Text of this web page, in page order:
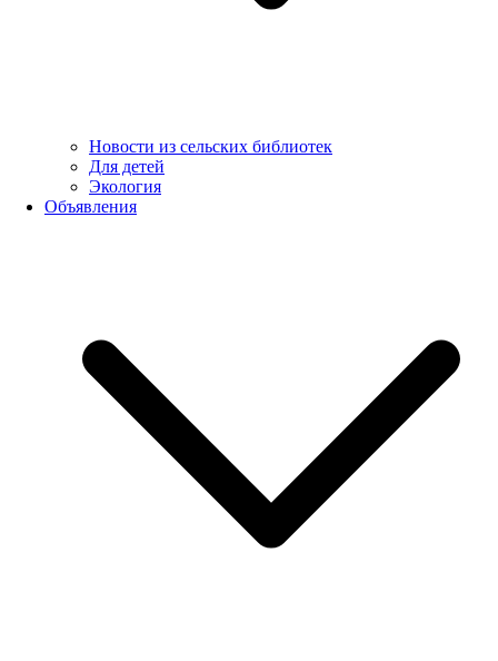
Новости из сельских библиотек
Для детей
Экология
Объявления